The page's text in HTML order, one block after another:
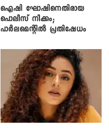
ഐഷി ഘോഷിനെതിരായ
പൊലീസ് നീക്കം;
പാര്‍ലമെന്റിൽ പ്രതിഷേധം